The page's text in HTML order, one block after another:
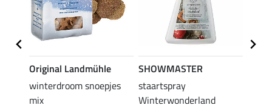
Original Landmühle
winterdroom snoepjes
mix
SHOWMASTER
staartspray
Winterwonderland